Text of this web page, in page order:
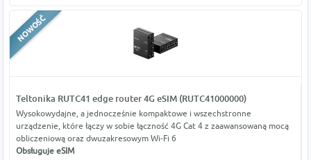
Teltonika RUTC41 edge router 4G eSIM (RUTC41000000)
Wysokowydajne, a jednocześnie kompaktowe i wszechstronne
urządzenie, które łączy w sobie łączność 4G Cat 4 z zaawansowaną mocą
obliczeniową oraz dwuzakresowym Wi-Fi 6
Obsługuje eSIM